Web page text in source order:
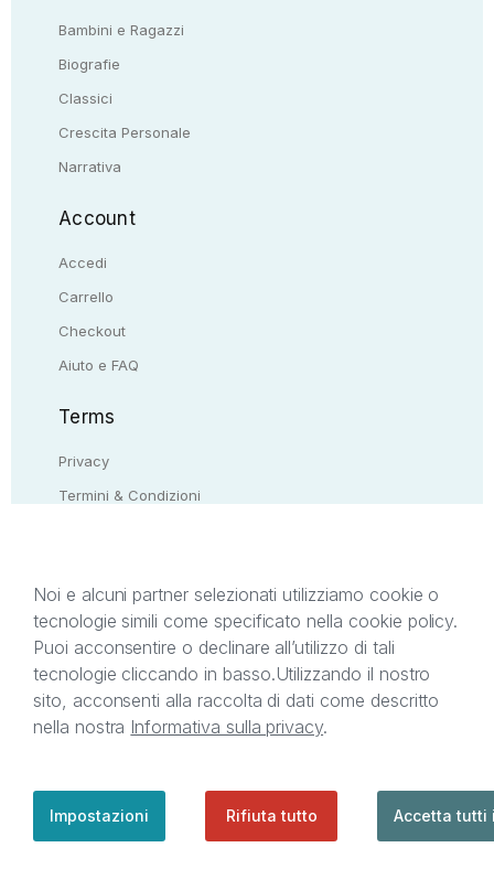
Bambini e Ragazzi
Biografie
Classici
Crescita Personale
Narrativa
Account
Accedi
Carrello
Checkout
Aiuto e FAQ
Terms
Privacy
Termini & Condizioni
Il presente sito web è di proprietà di StreetLib S.r.l.
C.F. e P.IVA 05338720963. StreetLib S.r.l. è
titolare di tutti i diritti di proprietà intellettuale
afferenti ai marchi, loghi e segni distintivi presenti
sul sito web. Si invita l’utente a prendere visione
support@streetlib.com
Noi e alcuni partner selezionati utilizziamo cookie o
tecnologie simili come specificato nella cookie policy.
Puoi acconsentire o declinare all’utilizzo di tali
tecnologie cliccando in basso.Utilizzando il nostro
sito, acconsenti alla raccolta di dati come descritto
nella nostra Informativa sulla privacy.
Impostazioni Rifiuta tutto Accetta tutti